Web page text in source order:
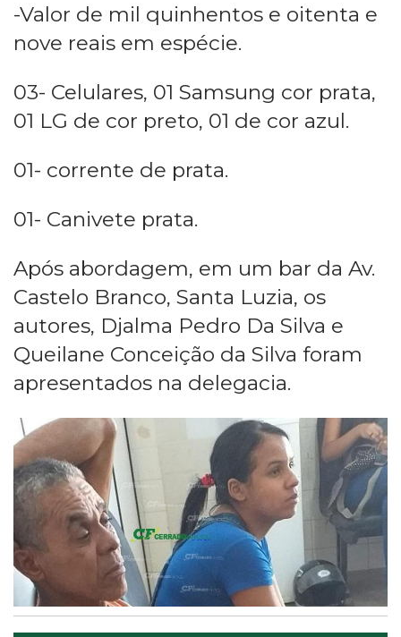
-Valor de mil quinhentos e oitenta e
nove reais em espécie.
03- Celulares, 01 Samsung cor prata,
01 LG de cor preto, 01 de cor azul.
01- corrente de prata.
01- Canivete prata.
Após abordagem, em um bar da Av.
Castelo Branco, Santa Luzia, os
autores, Djalma Pedro Da Silva e
Queilane Conceição da Silva foram
apresentados na delegacia.